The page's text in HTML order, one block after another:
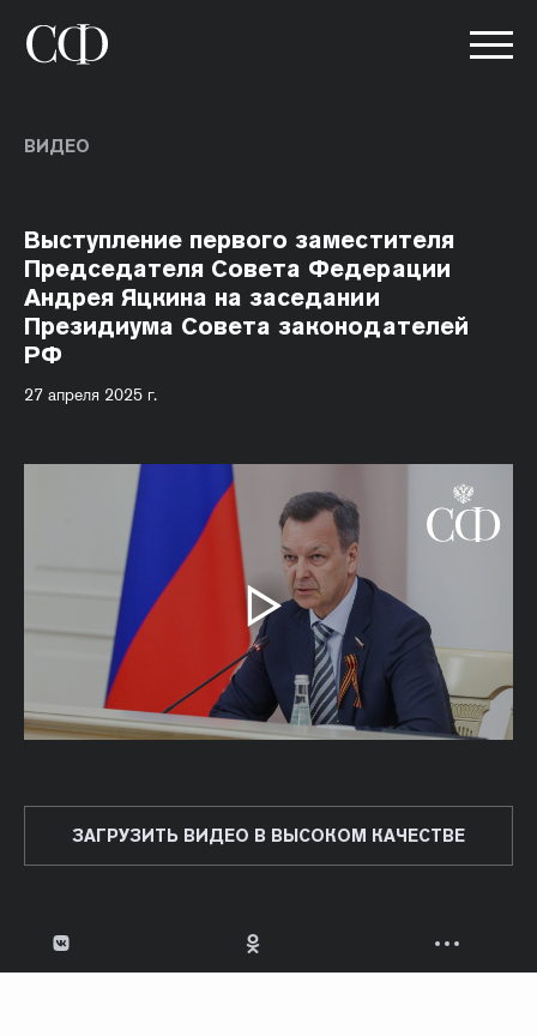
ВИДЕО
Выступление первого заместителя
Председателя Совета Федерации
Андрея Яцкина на заседании
Президиума Совета законодателей
РФ
27 апреля 2025 г.
ЗАГРУЗИТЬ ВИДЕО В ВЫСОКОМ КАЧЕСТВЕ